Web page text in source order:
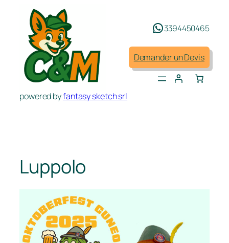
contenu
powered byfantasy sketch srl
3394450465
Demander un Devis
Luppolo